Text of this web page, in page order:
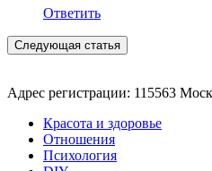
Ответить
Следующая статья
Адрес регистрации: 115563
Красота и здоровье
Отношения
Психология